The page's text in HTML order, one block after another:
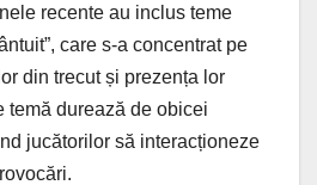
recente au inclus teme
care s-a concentrat pe
din trecut și prezența lor
temă durează de obicei
jucătorilor să interacționeze